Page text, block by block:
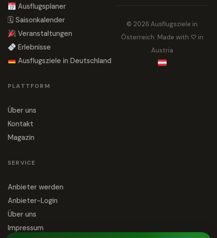
Ausflugsplaner
🗓 Saisonkalender
Veranstaltungen
Erlebnisse
Ausflugsziele in Deutschland
PLATTFORM
Über uns
Kontakt
Magazin
SERVICE
Anbieter werden
Anbieter-Login
Über uns
Impressum
© 2026 Ausflugsziele in
Österreich. Made with ♡ in
Austria